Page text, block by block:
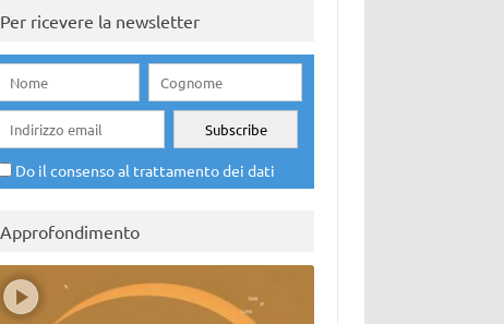
Per ricevere la newsletter
Do il consenso al trattamento dei dati
Approfondimento